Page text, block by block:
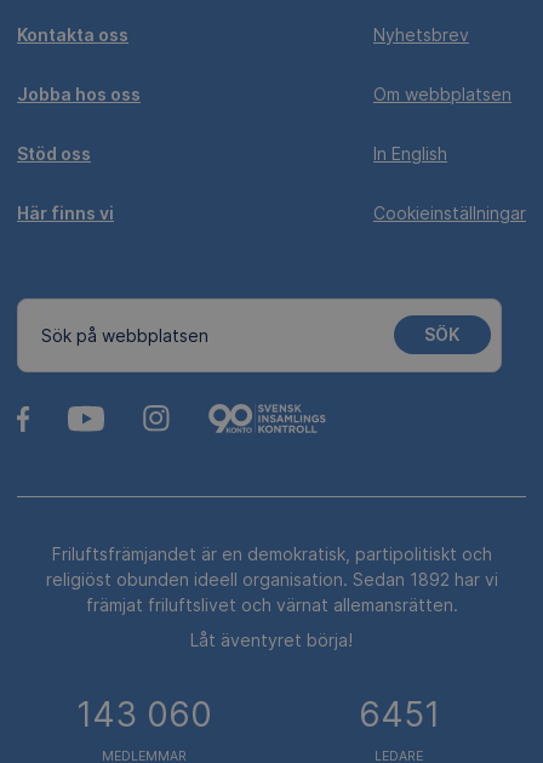
Kontakta oss
Jobba hos oss
Stöd oss
Här finns vi
Nyhetsbrev
Om webbplatsen
In English
Cookieinställningar
Sök på webbplatsen SÖK
Friluftsfrämjandet är en demokratisk, partipolitiskt och
religiöst obunden ideell organisation. Sedan 1892 har vi
främjat friluftslivet och värnat allemansrätten.
Låt äventyret börja!
143 060
MEDLEMMAR
6451
LEDARE